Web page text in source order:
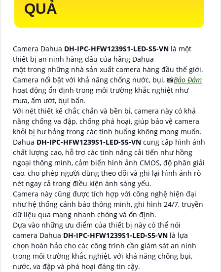
QUẢ
Camera Dahua DH-IPC-HFW1239S1-LED-S5-VN là một
thiết bị an ninh hàng đầu của hãng Dahua
một trong những nhà sản xuất camera hàng đầu thế giới.
Camera nổi bật với khả năng chống nước, bụi, 📸Bảo Đảm
hoạt động ổn định trong môi trường khắc nghiệt như
mưa, ẩm ướt, bụi bẩn.
Với nét thiết kế chắc chắn và bền bỉ, camera này có khả
năng chống va đập, chống phá hoại, giúp bảo vệ camera
khỏi bị hư hỏng trong các tình huống không mong muốn.
Dahua DH-IPC-HFW1239S1-LED-S5-VN cung cấp hình ảnh
chất lượng cao, hỗ trợ các tính năng cải tiến như hồng
ngoại thông minh, cảm biến hình ảnh CMOS, độ phân giải
cao, cho phép người dùng theo dõi và ghi lại hình ảnh rõ
nét ngay cả trong điều kiện ánh sáng yếu.
Camera này cũng được tích hợp với công nghệ hiện đại
như hệ thống cảnh báo thông minh, ghi hình 24/7, truyền
dữ liệu qua mạng nhanh chóng và ổn định.
Dựa vào những ưu điểm của thiết bị này có thể nói
camera Dahua DH-IPC-HFW1239S1-LED-S5-VN là lựa
chọn hoàn hảo cho các công trình cần giám sát an ninh
trong môi trường khắc nghiệt, với khả năng chống bụi,
nước, va đập và phá hoại đáng tin cậy.